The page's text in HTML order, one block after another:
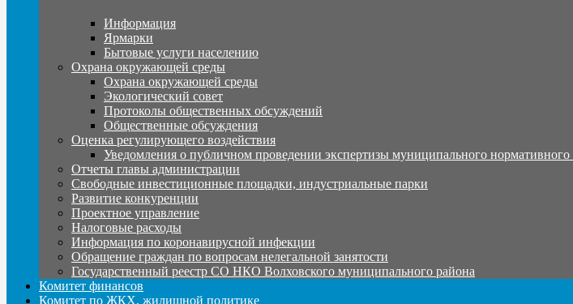
Информация
Ярмарки
Бытовые услуги населению
Охрана окружающей среды
Охрана окружающей среды
Экологический совет
Протоколы общественных обсуждений
Общественные обсуждения
Оценка регулирующего воздействия
Уведомления о публичном проведении экспертизы муниципального нормативного
Отчеты главы администрации
Свободные инвестиционные площадки, индустриальные парки
Развитие конкуренции
Проектное управление
Налоговые расходы
Информация по коронавирусной инфекции
Обращение граждан по вопросам нелегальной занятости
Государственный реестр СО НКО Волховского муниципального района
Комитет финансов
Комитет по ЖКХ, жилищной политике